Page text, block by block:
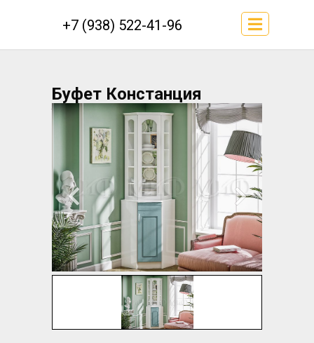
+7 (938) 522-41-96
Буфет Констанция
угловой